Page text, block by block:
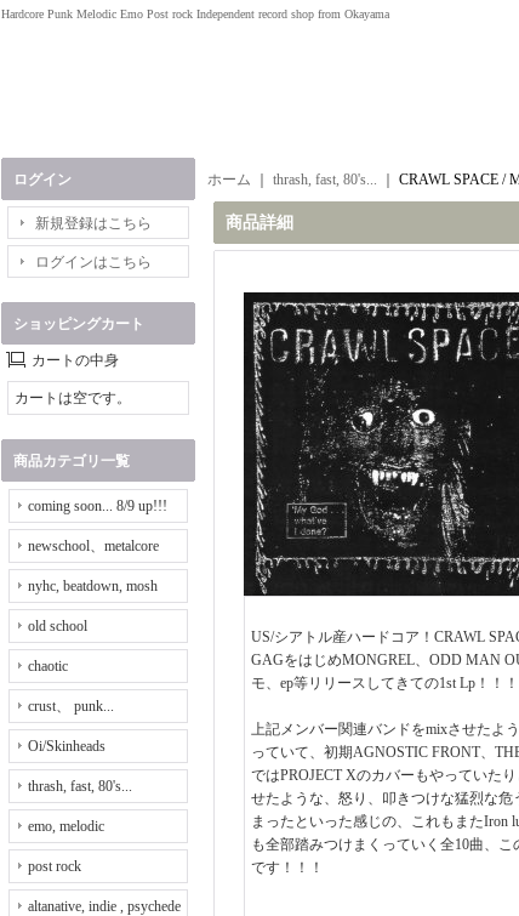
Hardcore Punk Melodic Emo Post rock Independent record shop from Okayama
ログイン
新規登録はこちら
ログインはこちら
ショッピングカート
カートの中身
カートは空です。
商品カテゴリ一覧
coming soon... 8/9 up!!!
newschool、metalcore
nyhc, beatdown, mosh
old school
chaotic
crust、 punk...
Oi/Skinheads
thrash, fast, 80's...
emo, melodic
post rock
altanative, indie , psychede
ホーム thrash, fast, 80's... CRAWL SPACE /
商品詳細
US/シアトル産ハードコア！CRAWL
GAGをはじめMONGREL、ODD MAN
モ、ep等リリースしてきての1st Lp！！
上記メンバー関連バンドをmixさせたよ
っていて、初期AGNOSTIC FRONT、
ではPROJECT Xのカバーもやっていた
せたような、怒り、叩きつけな猛烈な
まったといった感じの、これもまたIron
も全部踏みつけまくっていく全10曲、
です！！！